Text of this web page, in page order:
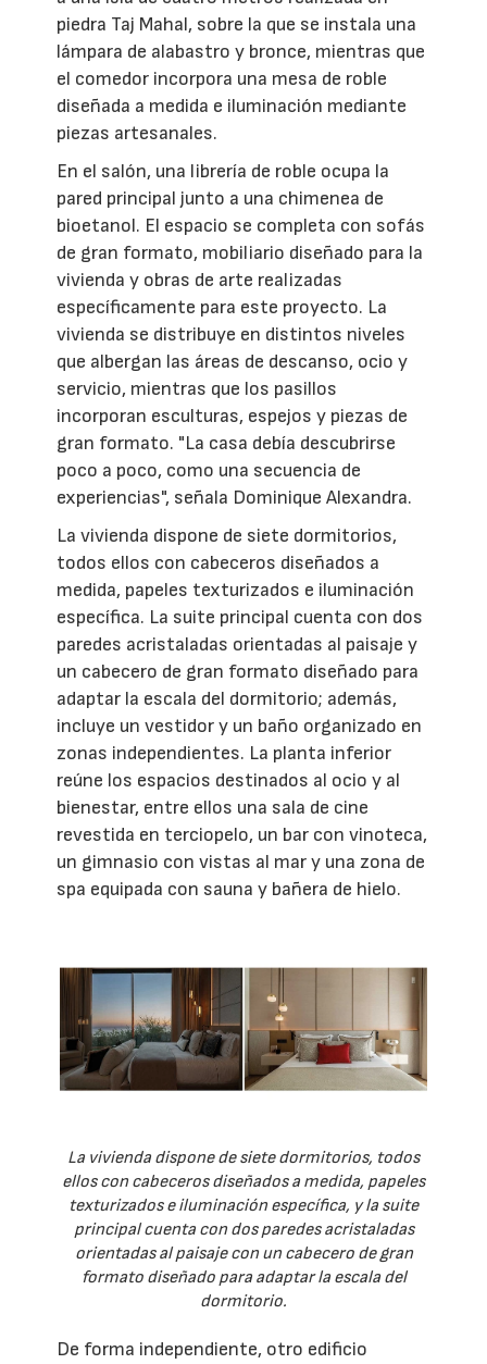
piedra Taj Mahal, sobre la que se instala una
lámpara de alabastro y bronce, mientras que
el comedor incorpora una mesa de roble
diseñada a medida e iluminación mediante
piezas artesanales.
En el salón, una librería de roble ocupa la
pared principal junto a una chimenea de
bioetanol. El espacio se completa con sofás
de gran formato, mobiliario diseñado para la
vivienda y obras de arte realizadas
específicamente para este proyecto. La
vivienda se distribuye en distintos niveles
que albergan las áreas de descanso, ocio y
servicio, mientras que los pasillos
incorporan esculturas, espejos y piezas de
gran formato. "La casa debía descubrirse
poco a poco, como una secuencia de
experiencias", señala Dominique Alexandra.
La vivienda dispone de siete dormitorios,
todos ellos con cabeceros diseñados a
medida, papeles texturizados e iluminación
específica. La suite principal cuenta con dos
paredes acristaladas orientadas al paisaje y
un cabecero de gran formato diseñado para
adaptar la escala del dormitorio; además,
incluye un vestidor y un baño organizado en
zonas independientes. La planta inferior
reúne los espacios destinados al ocio y al
bienestar, entre ellos una sala de cine
revestida en terciopelo, un bar con vinoteca,
un gimnasio con vistas al mar y una zona de
spa equipada con sauna y bañera de hielo.
La vivienda dispone de siete dormitorios, todos
ellos con cabeceros diseñados a medida, papeles
texturizados e iluminación específica, y la suite
principal cuenta con dos paredes acristaladas
orientadas al paisaje con un cabecero de gran
formato diseñado para adaptar la escala del
dormitorio.
De forma independiente, otro edificio